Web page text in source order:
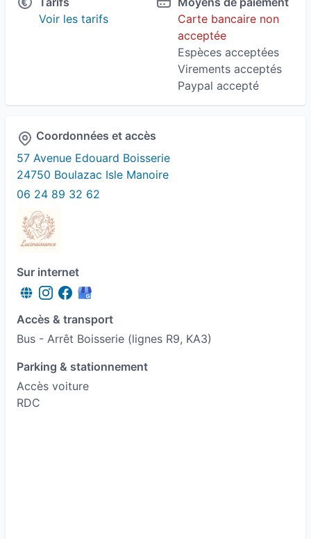
Nourrisson
Soin Rébozo
Voir les tarifs
Carte bancaire non
acceptée
Espèces acceptées
Virements acceptés
Paypal accepté
Coordonnées et accès
57 Avenue Edouard Boisserie
24750 Boulazac Isle Manoire
06 24 89 32 62
Sur internet
Accès & transport
Bus - Arrêt Boisserie (lignes R9, KA3)
Parking & stationnement
Accès voiture
RDC